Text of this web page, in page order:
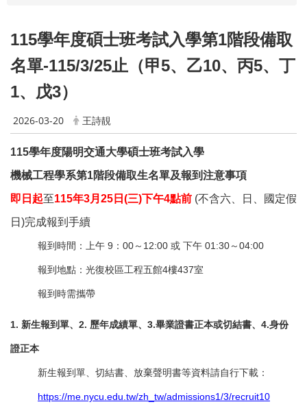
115學年度碩士班考試入學第1階段備取
名單-115/3/25止（甲5、乙10、丙5、丁
1、戊3）
2026-03-20 王詩靚
115學年度陽明交通大學碩士班考試入學
機械工程學系第1階段備取生名單及報到注意事項
即日起至115年3月25日(三)下午4點前 (不含六、日、國定假
日)完成報到手續
報到時間：上午 9：00～12:00 或 下午 01:30～04:00
報到地點：光復校區工程五館4樓437室
報到時需攜帶
1. 新生報到單、2. 歷年成績單、3.畢業證書正本或切結書、4.身份
證正本
新生報到單、切結書、放棄聲明書等資料請自行下載：
https://me.nycu.edu.tw/zh_tw/admissions1/3/recruit10